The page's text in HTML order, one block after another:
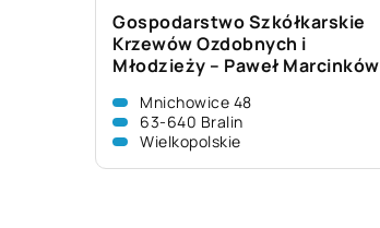
Gospodarstwo Szkółkarskie
Krzewów Ozdobnych i
Młodzieży – Paweł Marcinków
Mnichowice 48
63-640 Bralin
Wielkopolskie